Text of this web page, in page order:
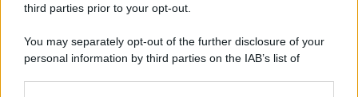
third parties prior to your opt-out.
You may separately opt-out of the further disclosure of your
personal information by third parties on the IAB’s list of
Home Magazine 365
Cineverse Magazine
SecondHomeMagazine